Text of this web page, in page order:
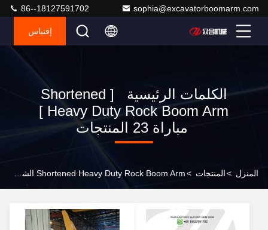
sophia@excavatorboomarm.com
86--18127591702
إقتباس
الكلمات الرئيسية [ Shortened
Heavy Duty Rock Boom Arm ]
مباراة 23 المنتجات
المنزل >المنتجات >